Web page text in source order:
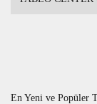
En Yeni ve Popüler